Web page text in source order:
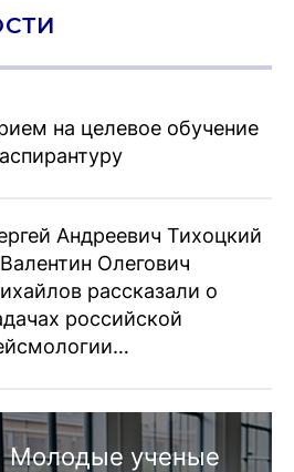
на целевое обучение
Андреевич Тихоцкий
Олегович
рассказали о
российской
Молодые ученые